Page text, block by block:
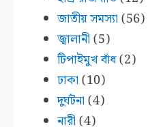
জাতীয় সমস্যা (56)
জ্বালানী (5)
টিপাইমুখ বাঁধ(2)
ঢাকা (10)
দুর্ঘটনা (4)
নারী (4)